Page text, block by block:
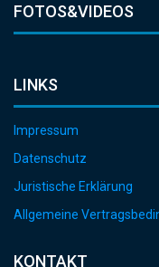
FOTOS&VIDEOS
LINKS
Impressum
Datenschutz
Juristische Erklärung
Allgemeine
KONTAKT